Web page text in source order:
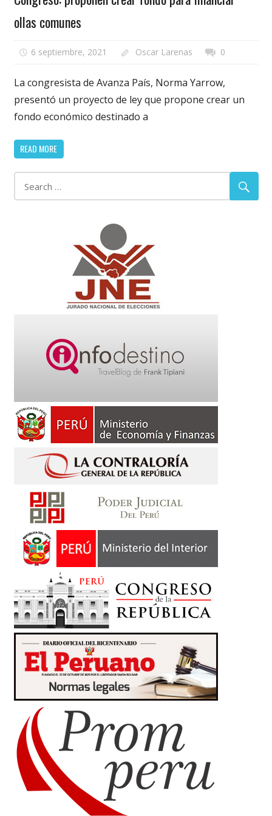
ollas comunes
6 septiembre, 2021 Oscar Larenas 0
La congresista de Avanza País, Norma Yarrow,
presentó un proyecto de ley que propone crear un
fondo económico destinado a
READ MORE